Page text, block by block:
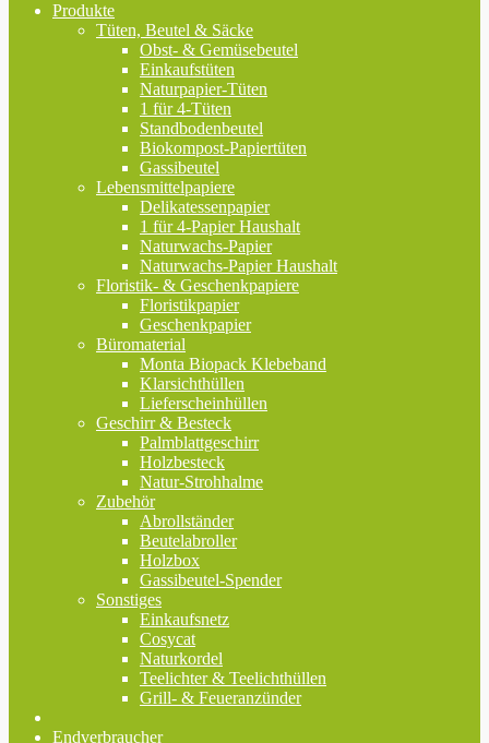
Produkte
Tüten, Beutel & Säcke
Obst- & Gemüsebeutel
Einkaufstüten
Naturpapier-Tüten
1 für 4-Tüten
Standbodenbeutel
Biokompost-Papiertüten
Gassibeutel
Lebensmittelpapiere
Delikatessenpapier
1 für 4-Papier Haushalt
Naturwachs-Papier
Naturwachs-Papier Haushalt
Floristik- & Geschenkpapiere
Floristikpapier
Geschenkpapier
Büromaterial
Monta Biopack Klebeband
Klarsichthüllen
Lieferscheinhüllen
Geschirr & Besteck
Palmblattgeschirr
Holzbesteck
Natur-Strohhalme
Zubehör
Abrollständer
Beutelabroller
Holzbox
Gassibeutel-Spender
Sonstiges
Einkaufsnetz
Cosycat
Naturkordel
Teelichter & Teelichthüllen
Grill- & Feueranzünder
Endverbraucher